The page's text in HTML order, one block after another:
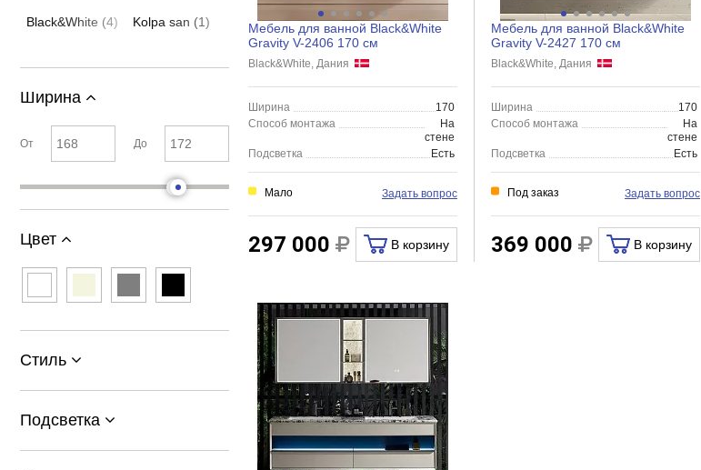
Black&White (4) Kolpa san (1)
Ширина
От До
Цвет
Стиль
Подсветка
Мебель для ванной Black&White
Gravity V-2406 170 см
Black&White, Дания
Ширина
170
Способ монтажа
На
стене
Подсветка
Есть
Мало Задать вопрос
297 000 В корзину
Мебель для ванной Black&White
Gravity V-2427 170 см
Black&White, Дания
Ширина
170
Способ монтажа
На
стене
Подсветка
Есть
Под заказ Задать вопрос
369 000 В корзину